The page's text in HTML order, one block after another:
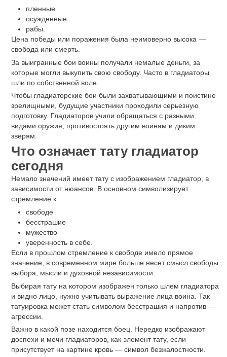
пленные
осужденные
рабы.
Цена победы или поражения была неимоверно высока —
свобода или смерть.
За выигранные бои воины получали немалые деньги, за
которые могли выкупить свою свободу. Часто в гладиаторы
шли по собственной воле.
Чтобы гладиаторские бои были захватывающими и поистине
зрелищными, будущие участники проходили серьезную
подготовку. Гладиаторов учили обращаться с разными
видами оружия, противостоять другим воинам и диким
зверям.
Что означает тату гладиатор
сегодня
Немало значений имеет тату с изображением гладиатор, в
зависимости от нюансов. В основном символизирует
стремление к:
свободе
бесстрашие
мужество
уверенность в себе.
Если в прошлом стремление к свободе имело прямое
значение, в современном мире больше несет смысл свободы
выбора, мысли и духовной независимости.
Выбирая тату на котором изображен только шлем гладиатора
и видно лицо, нужно учитывать выражение лица воина. Так
татуировка может стать символом бесстрашия и напротив —
агрессии.
Важно в какой позе находится боец. Нередко изображают
доспехи и мечи гладиаторов, как элемент тату, если
присутствует на картине кровь — символ безжалостности.